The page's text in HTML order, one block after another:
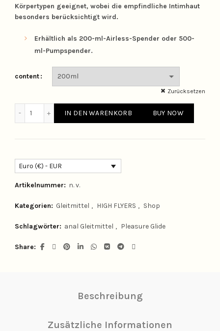
Körpertypen geeignet, wobei die empfindliche Intimhaut
besonders berücksichtigt wird.
Erhältlich als 200-ml-Airless-Spender oder 500-
ml-Pumpspender.
content
Zurücksetzen
IN DEN WARENKORB BUY NOW
Euro (€) - EUR
Artikelnummer: n. v.
Kategorien: Gleitmittel , HIGH FLYERS , Shop
Schlagwörter: anal Gleitmittel , Pleasure Glide
Share
Beschreibung
Zusätzliche Informationen